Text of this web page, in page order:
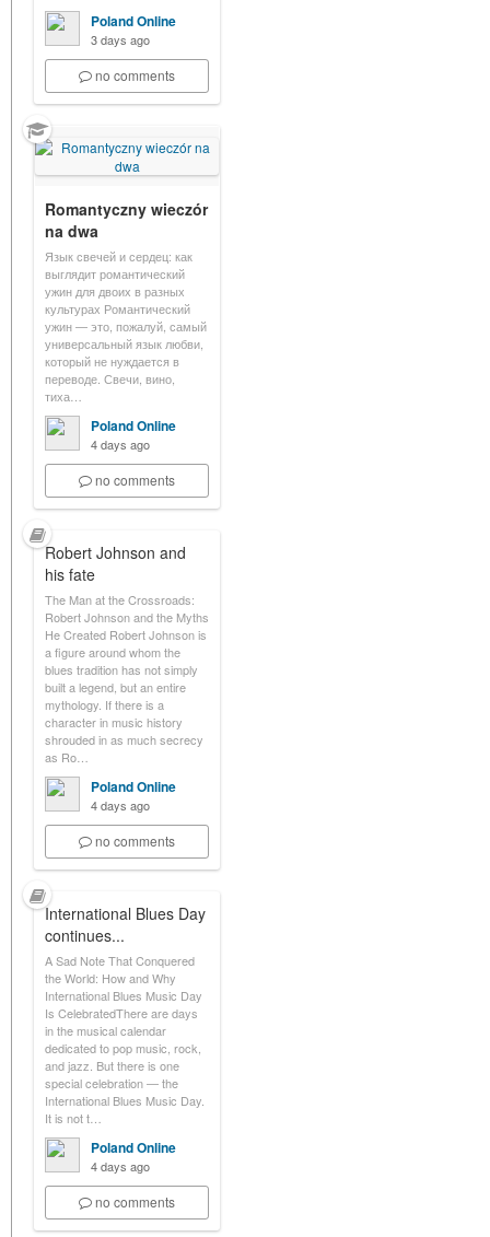
Poland Online
3 days ago
no comments
Romantyczny wieczór
na dwa
Язык свечей и сердец: как
выглядит романтический
ужин для двоих в разных
культурах Романтический
ужин — это, пожалуй, самый
универсальный язык любви,
который не нуждается в
переводе. Свечи, вино,
тиха…
Poland Online
4 days ago
no comments
Robert Johnson and
his fate
The Man at the Crossroads:
Robert Johnson and the Myths
He Created Robert Johnson is
a figure around whom the
blues tradition has not simply
built a legend, but an entire
mythology. If there is a
character in music history
shrouded in as much secrecy
as Ro…
Poland Online
4 days ago
no comments
International Blues Day
continues...
A Sad Note That Conquered
the World: How and Why
International Blues Music Day
Is CelebratedThere are days
in the musical calendar
dedicated to pop music, rock,
and jazz. But there is one
special celebration — the
International Blues Music Day.
It is not t…
Poland Online
4 days ago
no comments